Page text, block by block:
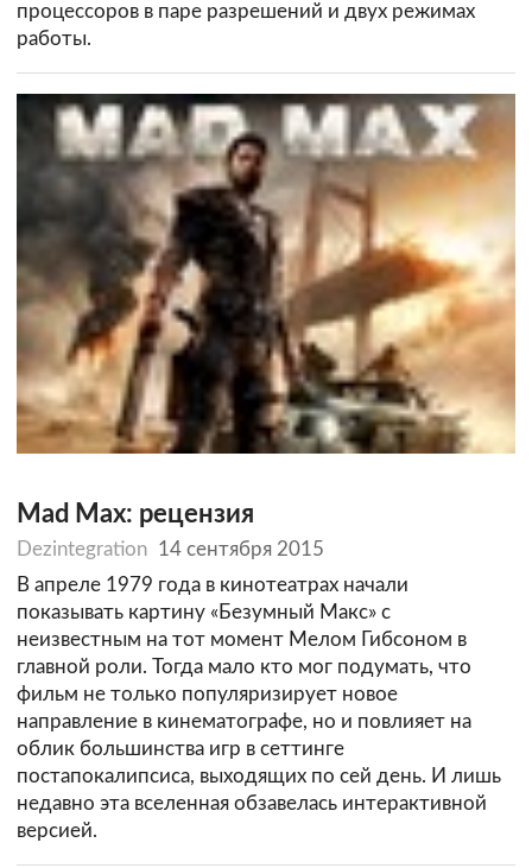
процессоров в паре разрешений и двух режимах
работы.
Mad Max: рецензия
Dezintegration 14 сентября 2015
В апреле 1979 года в кинотеатрах начали
показывать картину «Безумный Макс» с
неизвестным на тот момент Мелом Гибсоном в
главной роли. Тогда мало кто мог подумать, что
фильм не только популяризирует новое
направление в кинематографе, но и повлияет на
облик большинства игр в сеттинге
постапокалипсиса, выходящих по сей день. И лишь
недавно эта вселенная обзавелась интерактивной
версией.